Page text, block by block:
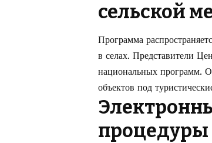
сельской
Программа
в селах. Представители
национальных программ.
объектов под
процедуры